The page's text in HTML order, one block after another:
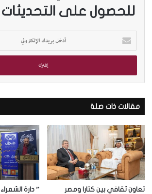
للحصول على التحديثات
خ
ب
ي
د
ك
ا
ل
إ
ل
ت
ر
مقالات ذات صلة
تعاون ثقافي بين كتارا ومصر
” دارة